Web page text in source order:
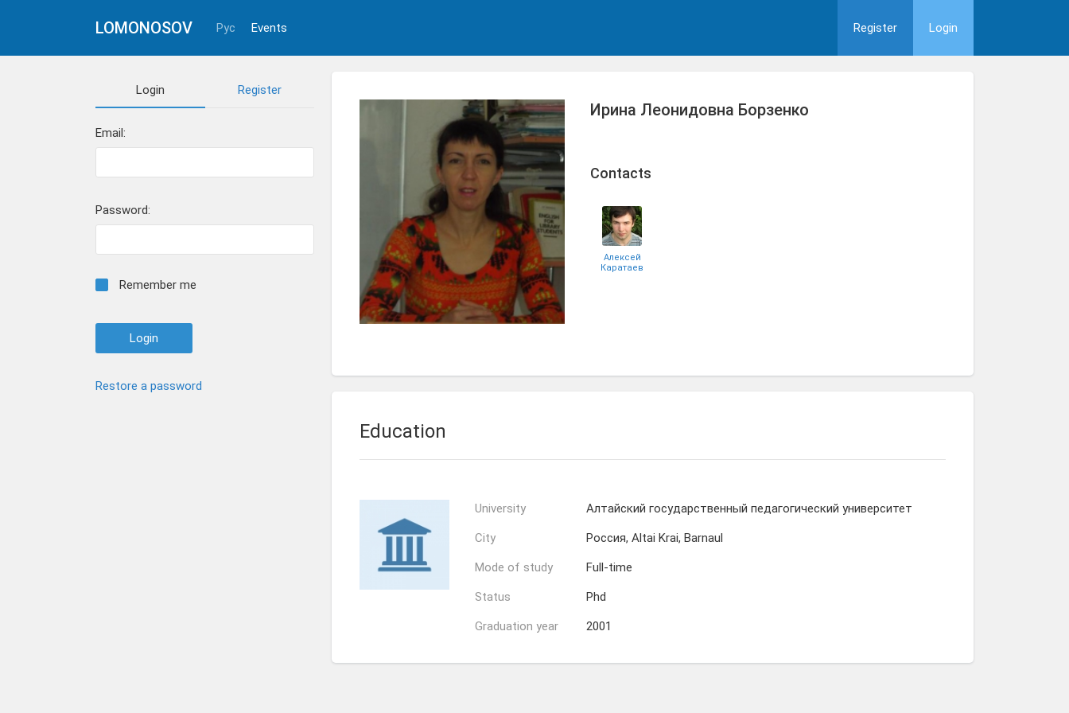
LOMONOSOV Рус Events Register Login
Login Register
Email:
Password:
Remember me
Restore a password
Ирина Леонидовна Борзенко
Сontacts
Алексей
Каратаев
Education
University Алтайский государственный педагогический университет
City Россия, Altai Krai, Barnaul
Mode of study Full-time
Status Phd
Graduation year 2001